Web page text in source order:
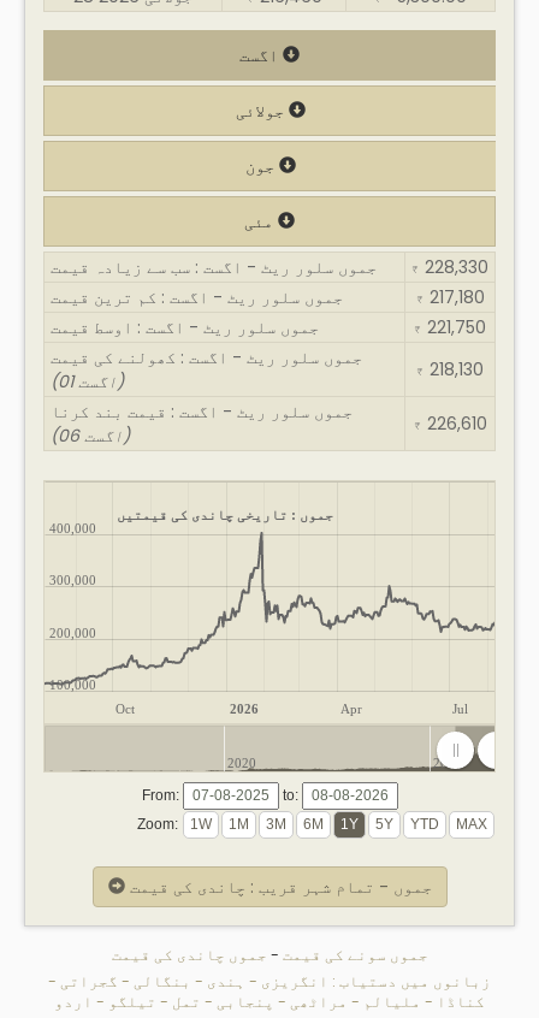
جموں سلور ریٹ - اگست : سب سے زیادہ قیمت
₹ 228,330
جموں سلور ریٹ - اگست : کم ترین قیمت
₹ 217,180
جموں سلور ریٹ - اگست : اوسط قیمت
₹ 221,750
جموں سلور ریٹ - اگست : کھولنے کی قیمت
(01 اگست)
₹ 218,130
جموں سلور ریٹ - اگست : قیمت بند کرنا
(06 اگست)
₹ 226,610
جموں : تاریخی چاندی کی قیمتیں
Oct 2026 Apr Jul
100,000
200,000
300,000
400,000
2020 2025
From:
to:
Zoom:
جموں - تمام شہر قریب : چاندی کی قیمت
جموں سونے کی قیمت - جموں چاندی کی قیمت
زبانوں میں دستیاب : انگریزی - ہندی - بنگالی - گجراتی -
کناڈا - ملیالم - مراٹھی - پنجابی - تمل - تیلگو - اردو